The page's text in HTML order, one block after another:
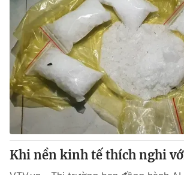
Khi nền kinh tế thích nghi